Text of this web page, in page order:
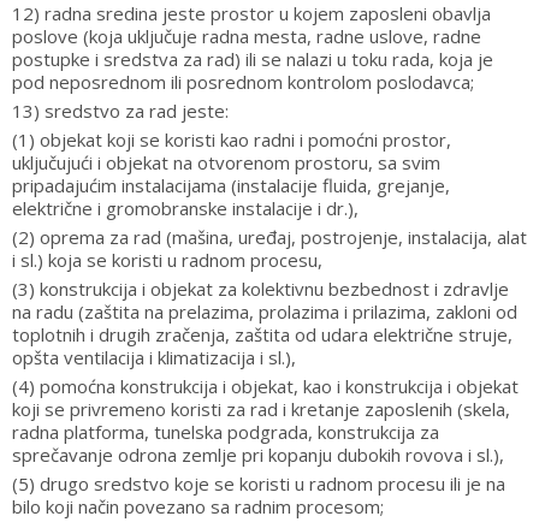
12) radna sredina jeste prostor u kojem zaposleni obavlja
poslove (koja uključuje radna mesta, radne uslove, radne
postupke i sredstva za rad) ili se nalazi u toku rada, koja je
pod neposrednom ili posrednom kontrolom poslodavca;
13) sredstvo za rad jeste:
(1) objekat koji se koristi kao radni i pomoćni prostor,
uključujući i objekat na otvorenom prostoru, sa svim
pripadajućim instalacijama (instalacije fluida, grejanje,
električne i gromobranske instalacije i dr.),
(2) oprema za rad (mašina, uređaj, postrojenje, instalacija, alat
i sl.) koja se koristi u radnom procesu,
(3) konstrukcija i objekat za kolektivnu bezbednost i zdravlje
na radu (zaštita na prelazima, prolazima i prilazima, zakloni od
toplotnih i drugih zračenja, zaštita od udara električne struje,
opšta ventilacija i klimatizacija i sl.),
(4) pomoćna konstrukcija i objekat, kao i konstrukcija i objekat
koji se privremeno koristi za rad i kretanje zaposlenih (skela,
radna platforma, tunelska podgrada, konstrukcija za
sprečavanje odrona zemlje pri kopanju dubokih rovova i sl.),
(5) drugo sredstvo koje se koristi u radnom procesu ili je na
bilo koji način povezano sa radnim procesom;